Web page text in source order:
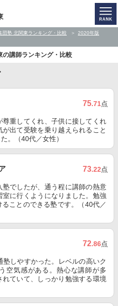
団塾 北関東ランキング・比較
2020年版
の講師ランキング・比較
75.71点
重してくれ、子供に接してくれ
出て受験を乗り越えられること
。（40代／女性）
73.22点
でしたが、通う程に講師の熱意
に行くようになりました。勉強
ことのできる塾です。（40代／
72.86点
しやすかった。レベルの高いク
空気感がある。熱心な講師が多
ていて、しっかり勉強する環境